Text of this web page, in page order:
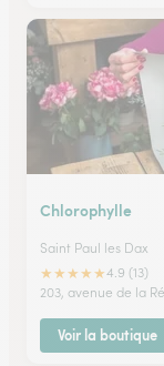
Chlorophylle
Saint Paul les Dax
★★★★★4.9 (13)
203, avenue de la
Voir la boutique